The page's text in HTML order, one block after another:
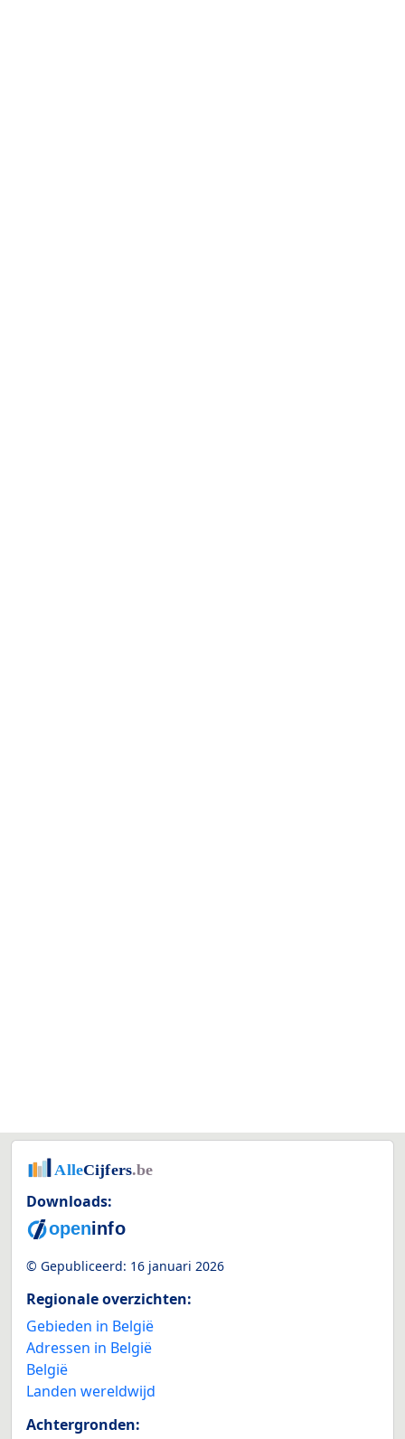
Downloads:
© Gepubliceerd: 16 januari 2026
Regionale overzichten:
Gebieden in België
Adressen in België
België
Landen wereldwijd
Achtergronden: